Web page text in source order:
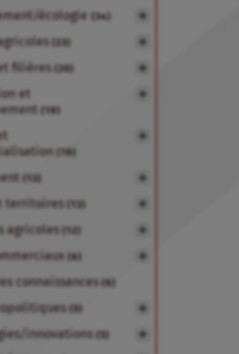
écologie (34)
filières
et
(19)
(19)
territoires
agricoles
(6)
connaissances (6)
innovations